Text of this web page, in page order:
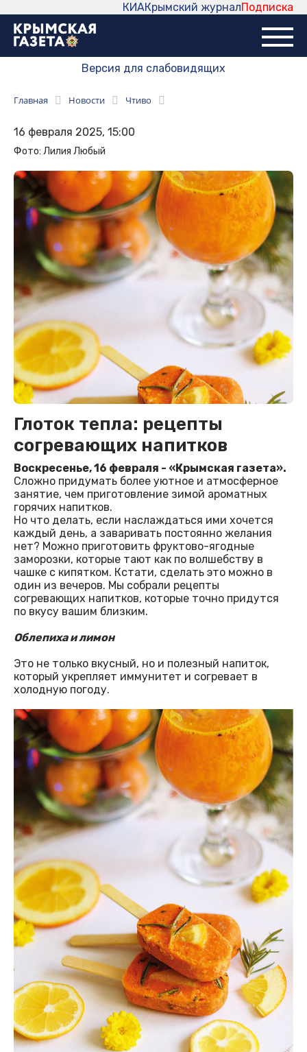
Подписка
Крымский журнал
КИА
Версия для слабовидящих
Главная Новости Чтиво
16 февраля 2025, 15:00
Фото: Лилия Любый
Глоток тепла: рецепты
согревающих напитков
Воскресенье, 16 февраля - «Крымская газета».
Сложно придумать более уютное и атмосферное
занятие, чем приготовление зимой ароматных
горячих напитков.
Но что делать, если наслаждаться ими хочется
каждый день, а заваривать постоянно желания
нет? Можно приготовить фруктово-ягодные
заморозки, которые тают как по волшебству в
чашке с кипятком. Кстати, сделать это можно в
один из вечеров. Мы собрали рецепты
согревающих напитков, которые точно придутся
по вкусу вашим близким.
Облепиха и лимон
Это не только вкусный, но и полезный напиток,
который укрепляет иммунитет и согревает в
холодную погоду.